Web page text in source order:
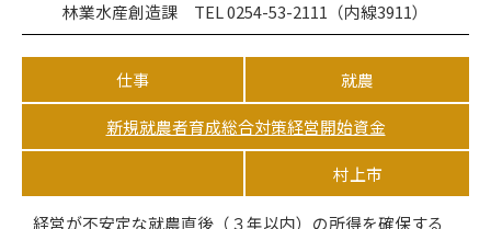
林業水産創造課 TEL 0254-53-2111（内線3911）
仕事 就農
新規就農者育成総合対策経営開始資金
村上市
経営が不安定な就農直後（３年以内）の所得を確保する